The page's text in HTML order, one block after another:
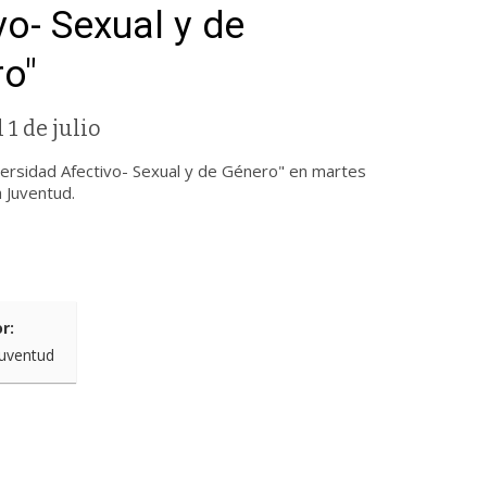
Sexual y de
1 de julio
Afectivo- Sexual y de Género" en martes